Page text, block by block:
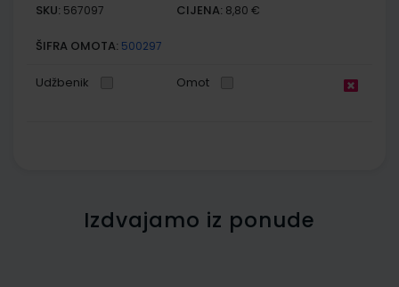
SKU: 567097 CIJENA: 8,80 €
ŠIFRA OMOTA: 500297
Udžbenik Omot
Izdvajamo iz ponude